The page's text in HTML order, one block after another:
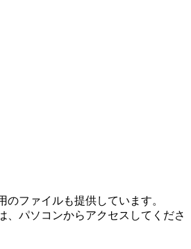
のファイルも提供しています。
、パソコンからアクセスしてくださ